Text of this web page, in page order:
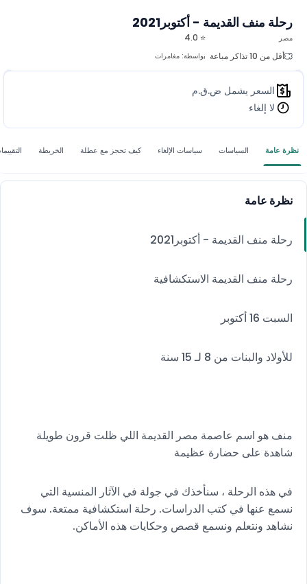
رحلة منف القديمة - أكتوبر2021
⭐ 4.0
أقل من 10 تذاكر مباعة
بواسطة: مغامرات
مصر
السعر يشمل ض.ق.م
لا إلغاء
نظرة عامة السياسات سياسات الإلغاء كيف تحجز مع عطلة الخريطة
نظرة عامة
رحلة منف القديمة - أكتوبر2021
رحلة منف القديمة الاستكشافية
السبت 16 أكتوبر
للأولاد والبنات من 8 لـ 15 سنة
منف هو اسم عاصمة مصر القديمة اللي ظلت قرون طويلة
شاهدة على حضارة عظيمة
في هذه الرحلة ، سنأخذك في جولة في الآثار المنسية التي
نسمع عنها في كتب الدراسات. رحلة استكشافية ممتعة. سوف
نشاهد ونتعلم ونسمع قصص وحكايات هذه الأماكن.